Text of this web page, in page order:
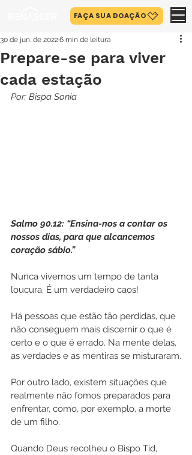
FAÇA SUA DOAÇÃO
Prepare-se para viver
cada estação
30 de jun. de 20226 min de leitura
Por: Bispa Sonia
Salmo 90.12: “Ensina-nos a contar os
nossos dias, para que alcancemos
coração sábio.”
Nunca vivemos um tempo de tanta
loucura. É um verdadeiro caos!
Há pessoas que estão tão perdidas, que
não conseguem mais discernir o que é
certo e o que é errado. Na mente delas,
as verdades e as mentiras se misturaram.
Por outro lado, existem situações que
realmente não fomos preparados para
enfrentar, como, por exemplo, a morte
de um filho.
Quando Deus recolheu o Bispo Tid,